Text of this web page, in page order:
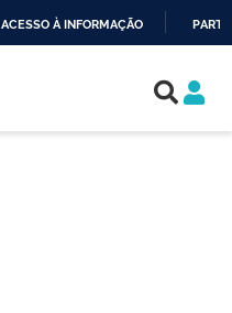
ACESSO À INFORMAÇÃO